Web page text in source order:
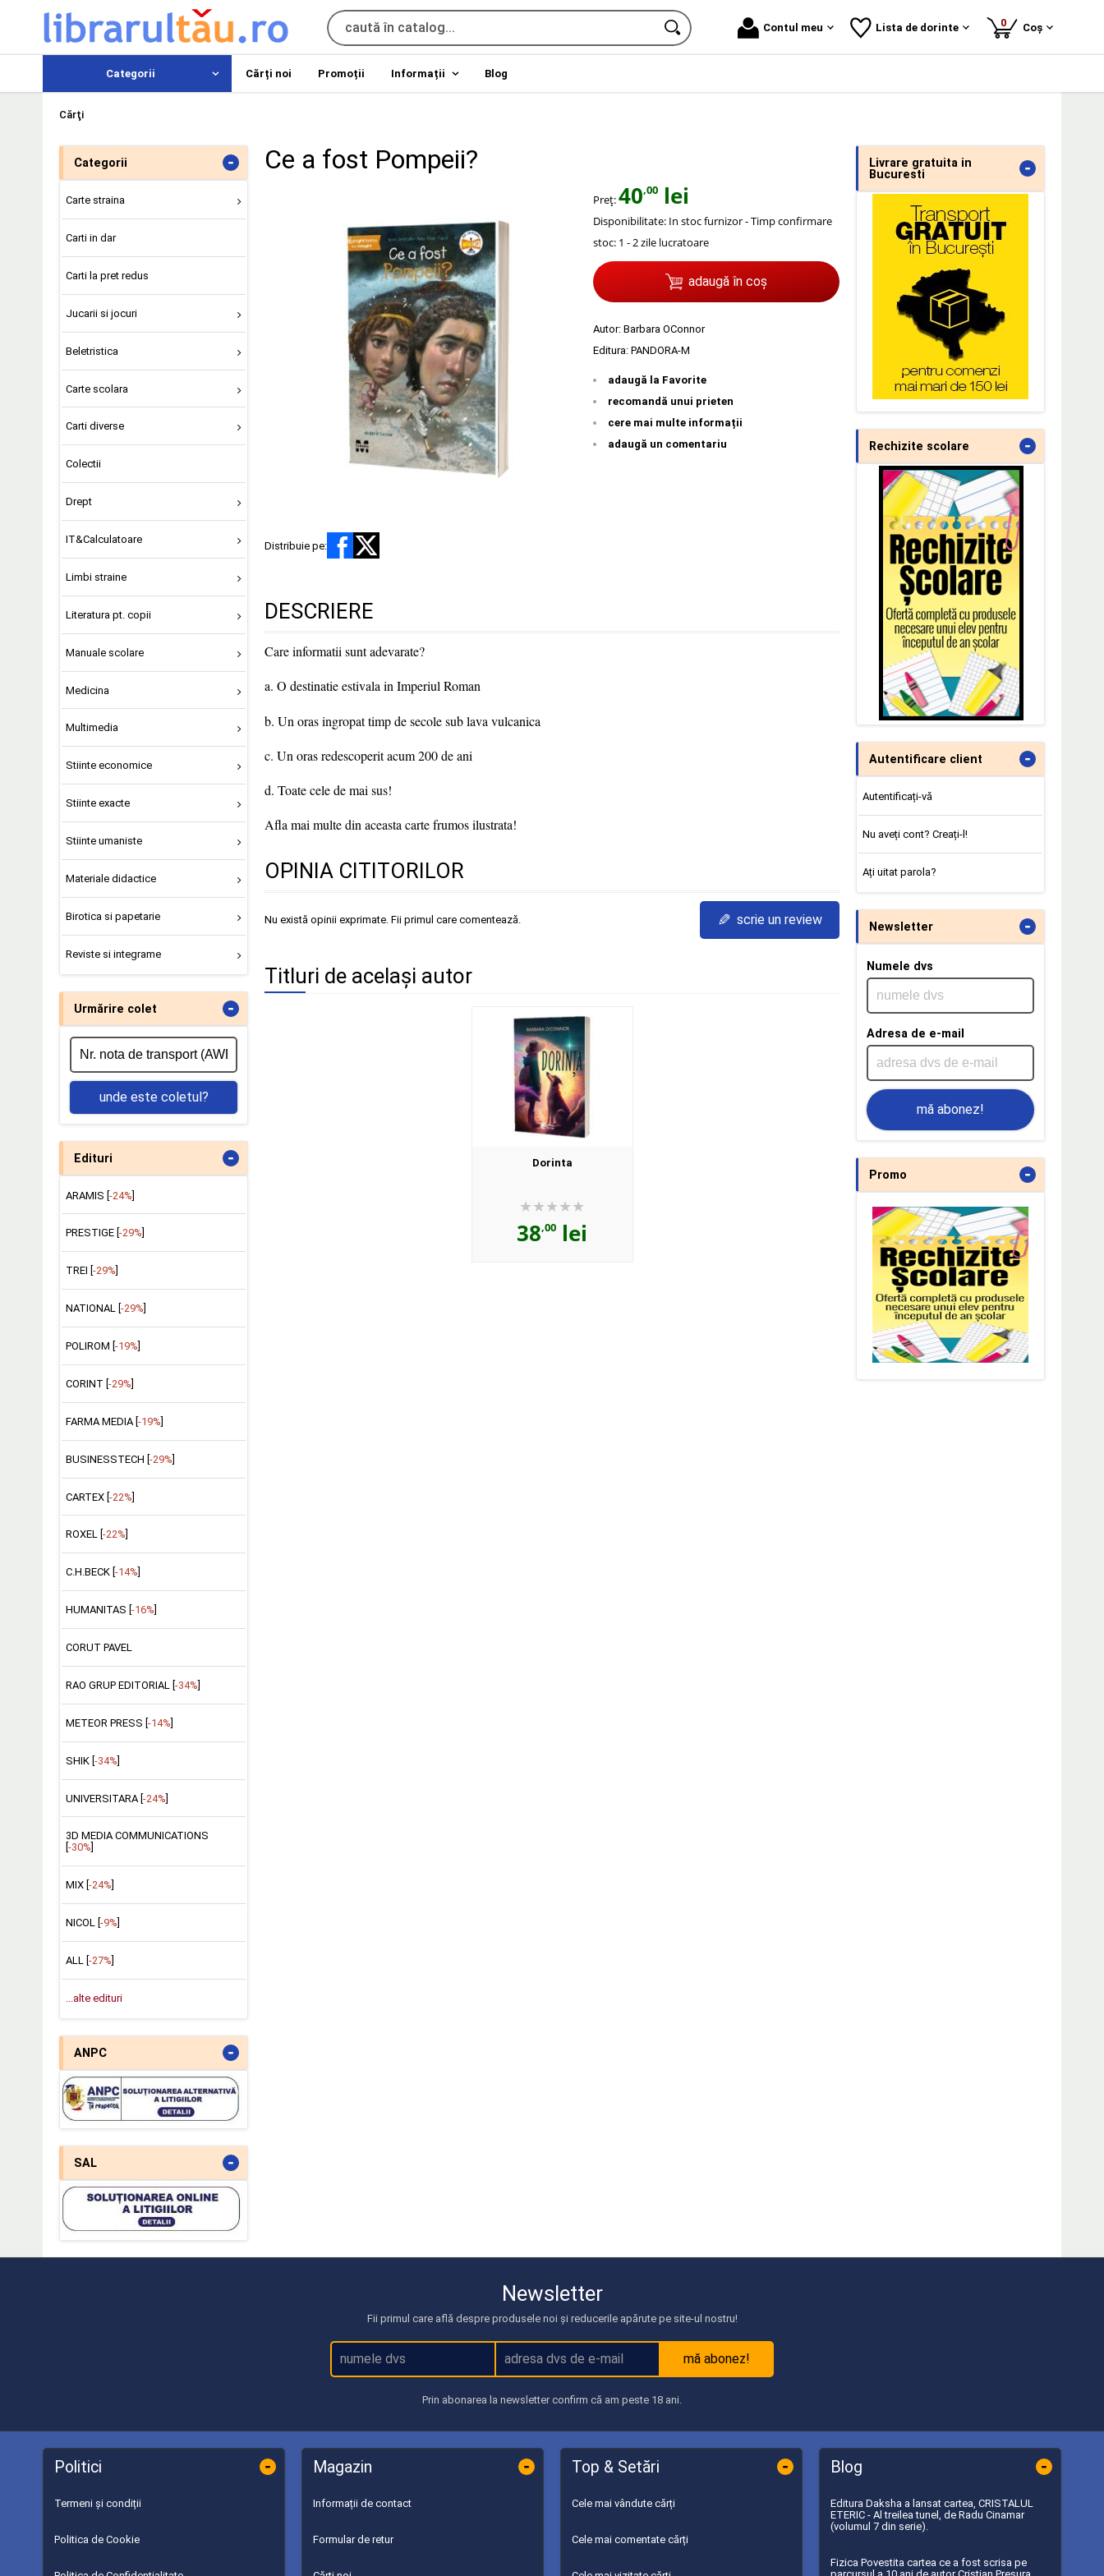
Contul meu Lista de dorinte 0produse
Coș
Categorii Cărți noi Promoții Informații Blog
Cărţi
Categorii -
Carte straina
Carti in dar
Carti la pret redus
Jucarii si jocuri
Beletristica
Carte scolara
Carti diverse
Colectii
Drept
IT&Calculatoare
Limbi straine
Literatura pt. copii
Manuale scolare
Medicina
Multimedia
Stiinte economice
Stiinte exacte
Stiinte umaniste
Materiale didactice
Birotica si papetarie
Reviste si integrame
Urmărire colet -
unde este coletul?
Edituri -
ARAMIS [-24%]
PRESTIGE [ -29%
TREI [ -29%
NATIONAL [ -29%
POLIROM [ -19%
CORINT [ -29%
FARMA MEDIA [ -19%
BUSINESSTECH [-29%]
CARTEX [-22%]
ROXEL [ -22%
C.H.BECK [ -14%
HUMANITAS [ -16%
CORUT PAVEL
RAO GRUP EDITORIAL [ -34%
METEOR PRESS [ -14%
SHIK [-34%]
UNIVERSITARA [-24%]
3D MEDIA COMMUNICATIONS
-30%
MIX [ -24%
NICOL [ -9%
ALL [ -27%
...alte edituri
ANPC -
SAL -
Ce a fost Pompeii?
Preț:40,00 lei
Disponibilitate: In stoc furnizor - Timp confirmare
stoc: 1 - 2 zile lucratoare
adaugă în coș
Autor: Barbara OConnor
Editura: PANDORA-M
adaugă la Favorite
recomandă unui prieten
cere mai multe informații
adaugă un comentariu
Distribuie pe:
DESCRIERE
Care informatii sunt adevarate?
a. O destinatie estivala in Imperiul Roman
b. Un oras ingropat timp de secole sub lava vulcanica
c. Un oras redescoperit acum 200 de ani
d. Toate cele de mai sus!
Afla mai multe din aceasta carte frumos ilustrata!
OPINIA CITITORILOR
Nu există opinii exprimate. Fii primul care comentează. ✎ scrie un review
Titluri de același autor
Dorinta
38,00 lei
Livrare gratuita in
Bucuresti
-
Rechizite scolare -
Autentificare client -
Autentificați-vă
Nu aveți cont? Creați-l!
Ați uitat parola?
Newsletter -
Numele dvs
Adresa de e-mail
mă abonez!
Promo -
Newsletter
Fii primul care află despre produsele noi și reducerile apărute pe site-ul nostru!
mă abonez!
Prin abonarea la newsletter confirm că am peste 18 ani.
Politici -
Termeni și condiții
Politica de Cookie
Magazin -
Informații de contact
Formular de retur
Top & Setări -
Cele mai vândute cărți
Cele mai comentate cărți
Blog -
Editura Daksha a lansat cartea, CRISTALUL
ETERIC - Al treilea tunel, de Radu Cinamar
(volumul 7 din serie).
Fizica Povestita cartea ce a fost scrisa pe